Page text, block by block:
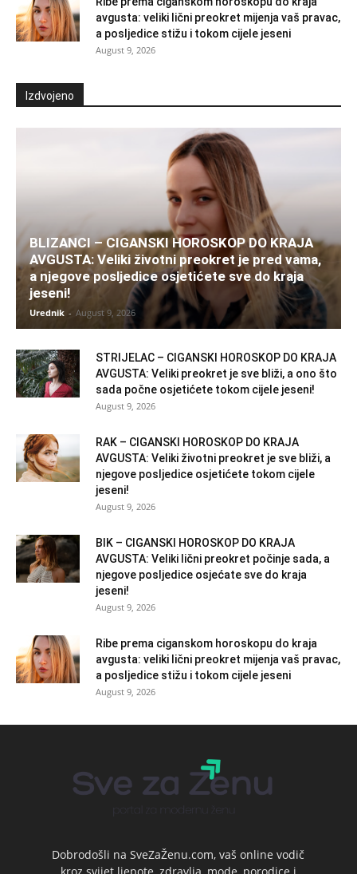
avgusta: veliki lični preokret mijenja vaš pravac,
a posljedice stižu i tokom cijele jeseni
August 9, 2026
Izdvojeno
BLIZANCI – CIGANSKI HOROSKOP DO KRAJA
AVGUSTA: Veliki životni preokret je pred vama,
a njegove posljedice osjetićete sve do kraja
jeseni!
Urednik - August 9, 2026
STRIJELAC – CIGANSKI HOROSKOP DO KRAJA
AVGUSTA: Veliki preokret je sve bliži, a ono što
sada počne osjetićete tokom cijele jeseni!
August 9, 2026
RAK – CIGANSKI HOROSKOP DO KRAJA
AVGUSTA: Veliki životni preokret je sve bliži, a
njegove posljedice osjetićete tokom cijele
jeseni!
August 9, 2026
BIK – CIGANSKI HOROSKOP DO KRAJA
AVGUSTA: Veliki lični preokret počinje sada, a
njegove posljedice osjećate sve do kraja
jeseni!
August 9, 2026
Ribe prema ciganskom horoskopu do kraja
avgusta: veliki lični preokret mijenja vaš pravac,
a posljedice stižu i tokom cijele jeseni
August 9, 2026
Dobrodošli na SveZaŽenu.com, vaš online vodič